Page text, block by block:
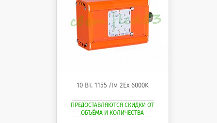
10 Вт. 1155 Лм 2Ех 6000K
ПРЕДОСТАВЛЯЮТСЯ СКИДКИ ОТ
ОБЪЁМА И КОЛИЧЕСТВА